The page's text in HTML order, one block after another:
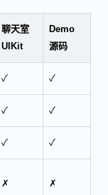
聊天室
UIKit
Demo
源码
✓ ✓
✓ ✓
✓ ✓
✗ ✗